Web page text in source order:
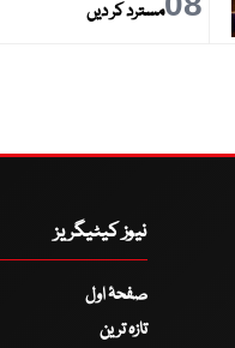
مسترد کر دیں
نیوز کیٹیگریز
صفحۂ اول
تازہ ترین